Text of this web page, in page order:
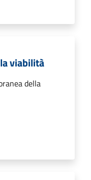
viabilità
della